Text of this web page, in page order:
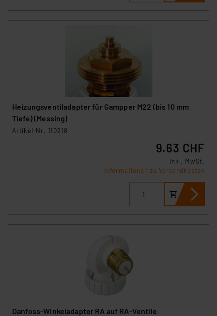
Heizungsventiladapter für Gampper M22 (bis 10 mm
Tiefe) (Messing)
Artikel-Nr. 110218
9.63 CHF
inkl. MwSt.
Informationen zu Versandkosten
Danfoss-Winkeladapter RA auf RA-Ventile